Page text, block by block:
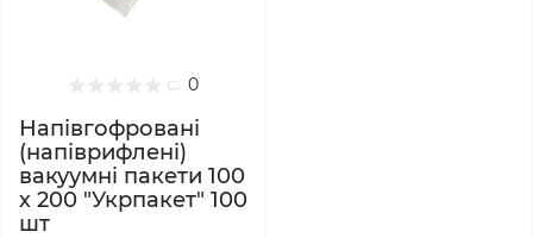
0
Напівгофровані
(напіврифлені)
вакуумні пакети 100
х 200 "Укрпакет" 100
шт